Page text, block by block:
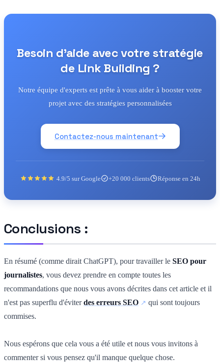
Besoin d'aide avec votre stratégie
de Link Building ?
Notre équipe d'experts est prête à vous aider à booster votre
projet avec des stratégies personnalisées
Contactez-nous maintenant
4.9/5 sur Google +20 000 clients Réponse en 24h
Conclusions :
En résumé (comme dirait ChatGPT), pour travailler le SEO pour
journalistes, vous devez prendre en compte toutes les
recommandations que nous vous avons décrites dans cet article et il
n'est pas superflu d'éviterdes erreurs SEO
qui sont toujours
commises.
Nous espérons que cela vous a été utile et nous vous invitons à
commenter si vous pensez qu'il manque quelque chose.